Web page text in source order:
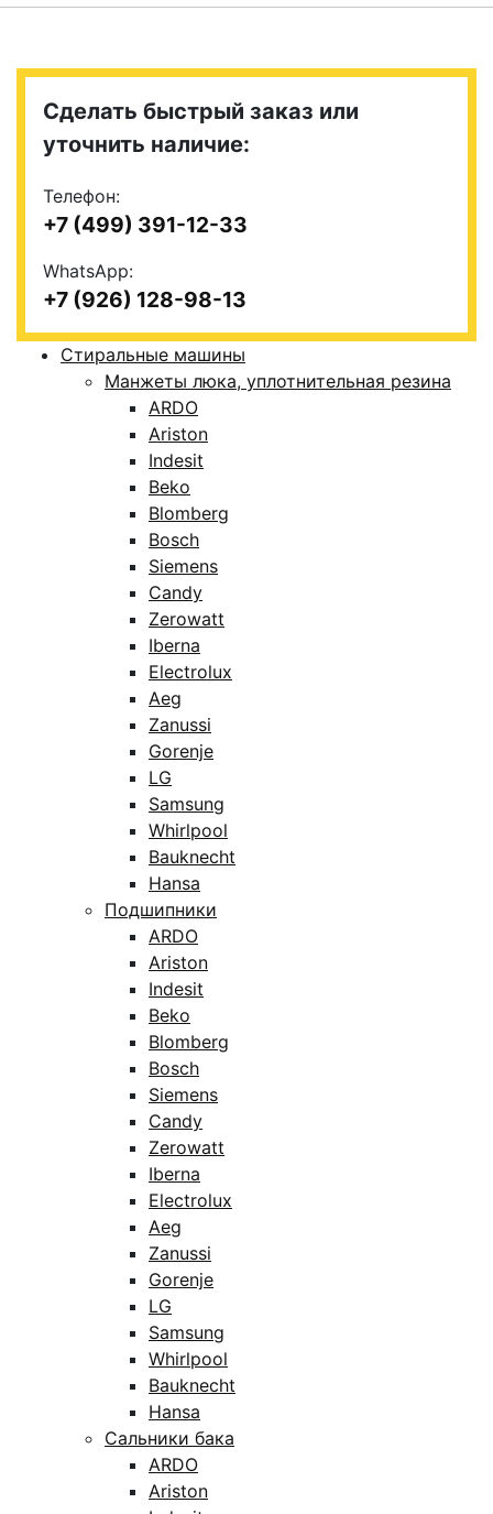
Сделать быстрый заказ или
уточнить наличие:
Телефон:
+7 (499) 391-12-33
WhatsApp:
+7 (926) 128-98-13
Стиральные машины
Манжеты люка, уплотнительная резина
ARDO
Ariston
Indesit
Beko
Blomberg
Bosch
Siemens
Candy
Zerowatt
Iberna
Electrolux
Aeg
Zanussi
Gorenje
LG
Samsung
Whirlpool
Bauknecht
Hansa
Подшипники
ARDO
Ariston
Indesit
Beko
Blomberg
Bosch
Siemens
Candy
Zerowatt
Iberna
Electrolux
Aeg
Zanussi
Gorenje
LG
Samsung
Whirlpool
Bauknecht
Hansa
Сальники бака
ARDO
Ariston